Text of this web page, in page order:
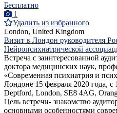
Бесплатно
1
Удалить из избранного
London, United Kingdom
Визит в Лондон руководителя
Нейропсихиатрической
Встреча с заинтересованной
доктора медицинских наук,
«Современная психиатрия и
Лондоне 15 февраля 2020 года, с
Deptford, London, SE8 4AG,
Цель встречи- знакомство
основными особенностями